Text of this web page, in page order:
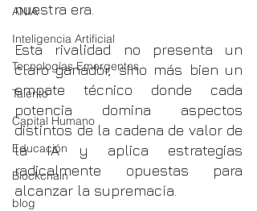
ANIA
Inteligencia Artificial
Tecnologías Emergentes
Talento
Capital Humano
Educación
Blockchain
blog
nuestra era.
Esta rivalidad no presenta un
claro ganador, sino más bien un
empate técnico donde cada
potencia domina aspectos
distintos de la cadena de valor de
la IA y aplica estrategias
radicalmente opuestas para
alcanzar la supremacía.